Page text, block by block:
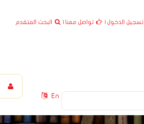
| البحث المتقدم | تواصل معنا تسجيل الدخول
En